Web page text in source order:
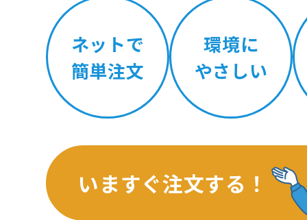
ネットで
簡単注文
環境に
やさしい
いますぐ注文する！